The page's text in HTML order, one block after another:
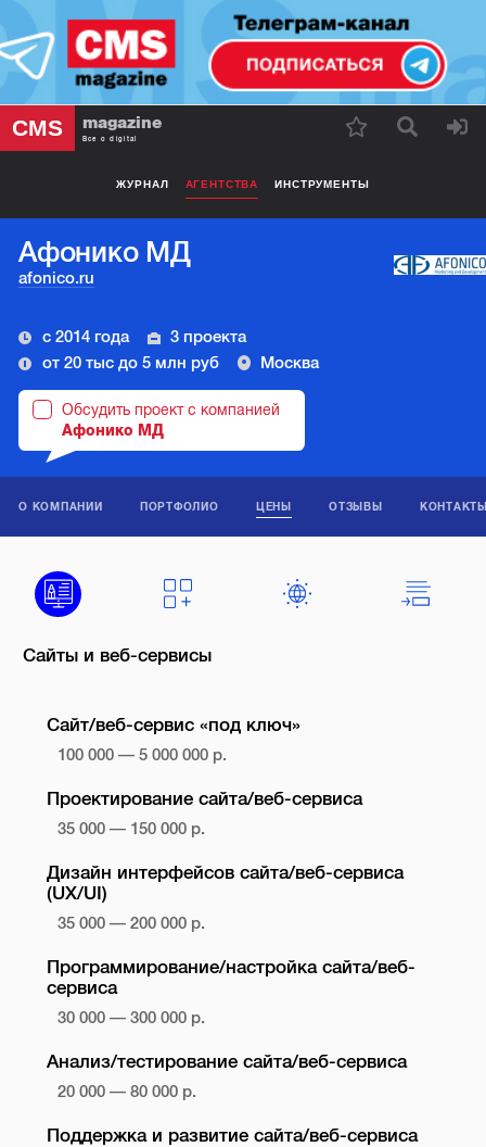
CMS magazine
Все о digital
ЖУРНАЛ АГЕНТСТВА ИНСТРУМЕНТЫ
Афонико МД
afonico.ru
с 2014 года
3 проекта
от 20 тыс до 5 млн руб
Москва
Обсудить проект с компанией
Афонико МД
О КОМПАНИИ ПОРТФОЛИО ЦЕНЫ ОТЗЫВЫ
Сайты и веб-сервисы
Сайт/веб-сервис «под ключ»
100 000 — 5 000 000 р.
Проектирование сайта/веб-сервиса
35 000 — 150 000 р.
Дизайн интерфейсов сайта/веб-сервиса
(UX/UI)
35 000 — 200 000 р.
Программирование/настройка сайта/веб-
сервиса
30 000 — 300 000 р.
Анализ/тестирование сайта/веб-сервиса
20 000 — 80 000 р.
Поддержка и развитие сайта/веб-сервиса